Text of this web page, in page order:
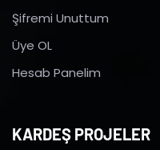
Şifremi Unuttum
Üye OL
Hesab Panelim
KARDEŞ PROJELER